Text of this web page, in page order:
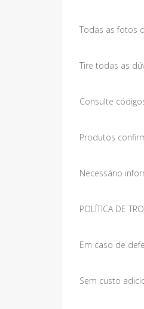
Todas as fotos
Tire todas as
Consulte
Produtos
Necessário
POLÍTICA DE
Em caso de
Sem custo